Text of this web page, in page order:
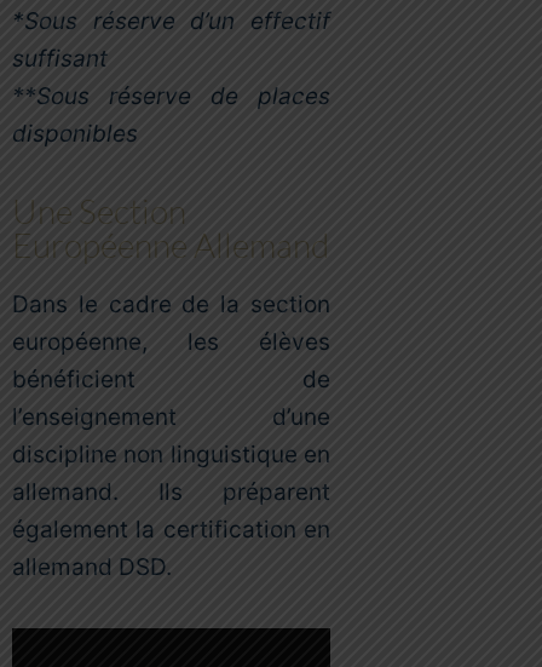
*Sous réserve d’un effectif
suffisant
**Sous réserve de places
disponibles
Une Section
Européenne Allemand
Dans le cadre de la section
européenne, les élèves
bénéficient de
l’enseignement d’une
discipline non linguistique en
allemand. Ils préparent
également la certification en
allemand DSD.